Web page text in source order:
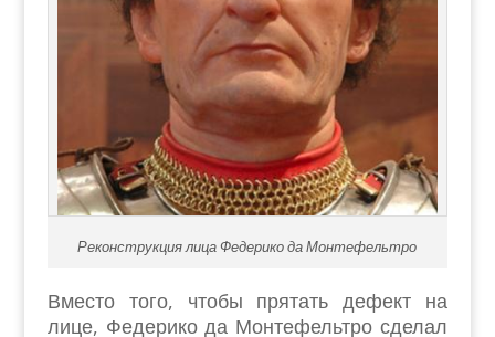
Реконструкция лица Федерико да Монтефельтро
Вместо того, чтобы прятать дефект на
лице, Федерико да Монтефельтро сделал